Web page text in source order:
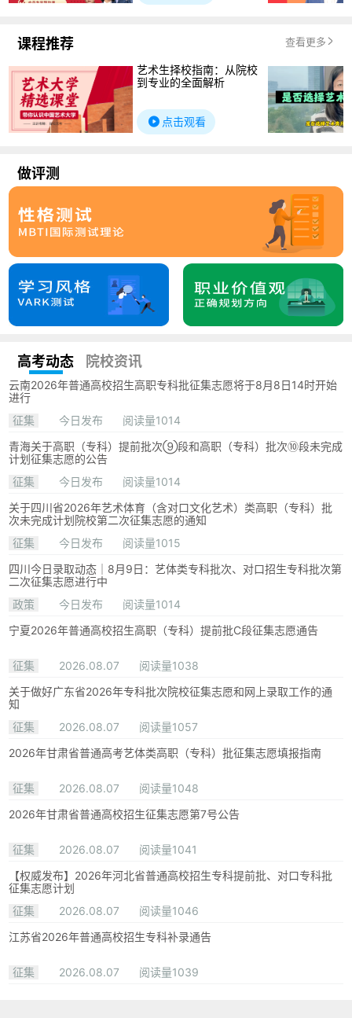
课程推荐 查看更多
艺术生择校指南：从院校
到专业的全面解析
点击观看
做评测
高考动态 院校资讯
云南2026年普通高校招生高职专科批征集志愿将于8月8日14时开始
进行
征集
今日发布
阅读量1014
青海关于高职（专科）提前批次⑨段和高职（专科）批次⑩段未完成
计划征集志愿的公告
征集
今日发布
阅读量1014
关于四川省2026年艺术体育（含对口文化艺术）类高职（专科）批
次未完成计划院校第二次征集志愿的通知
征集
今日发布
阅读量1015
四川今日录取动态｜8月9日：艺体类专科批次、对口招生专科批次第
二次征集志愿进行中
政策
今日发布
阅读量1014
宁夏2026年普通高校招生高职（专科）提前批C段征集志愿通告
征集 2026.08.07
阅读量1038
关于做好广东省2026年专科批次院校征集志愿和网上录取工作的通
知
征集
2026.08.07
阅读量1057
2026年甘肃省普通高考艺体类高职（专科）批征集志愿填报指南
征集 2026.08.07
阅读量1048
2026年甘肃省普通高校招生征集志愿第7号公告
征集 2026.08.07
阅读量1041
【权威发布】2026年河北省普通高校招生专科提前批、对口专科批
征集志愿计划
征集
2026.08.07
阅读量1046
江苏省2026年普通高校招生专科补录通告
征集 2026.08.07 阅读量1039